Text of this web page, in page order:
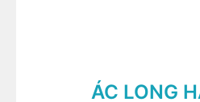
ÁC LONG